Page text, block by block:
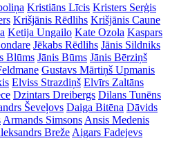
Kristiāns Līcis Kristers Serģis
Krišjānis Rēdlihs Krišjānis Caune
Ketija Ungailo Kate Ozola Kaspars
Jēkabs Rēdlihs Jānis Sildniks
Blūms Jānis Būms Jānis Bērziņš
Gustavs Mārtiņš Upmanis
Elviss Strazdiņš Elvīrs Zaltāns
Dzintars Dreibergs Dilans Tunēns
Ševeļovs Daiga Bitēna Dāvids
Armands Simsons Ansis Medenis
Breže Aigars Fadejevs